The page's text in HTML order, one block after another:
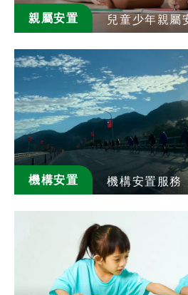
全文檢索
親屬安置 兒童少年親屬
機構安置 機構安置服務